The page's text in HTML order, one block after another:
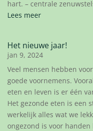
hart. – centrale
Lees meer
Het nieuwe jaar!
jan 9, 2024
Veel mensen hebben
goede voornemens.
eten en leven is er één
Het gezonde eten is een
werkelijk alles wat we
ongezond is voor